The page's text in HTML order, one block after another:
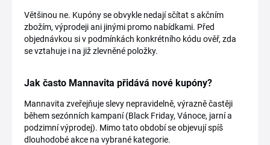
Většinou ne. Kupóny se obvykle nedají sčítat s akčním
zbožím, výprodeji ani jinými promo nabídkami. Před
objednávkou si v podmínkách konkrétního kódu ověř, zda
se vztahuje i na již zlevněné položky.
Jak často Mannavita přidává nové kupóny?
Mannavita zveřejňuje slevy nepravidelně, výrazně častěji
během sezónních kampaní (Black Friday, Vánoce, jarní a
podzimní výprodej). Mimo tato období se objevují spíš
dlouhodobé akce na vybrané kategorie.